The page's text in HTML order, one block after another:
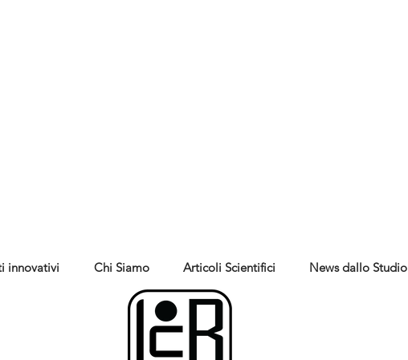
innovativi Chi Siamo Articoli Scientifici News dallo Studio